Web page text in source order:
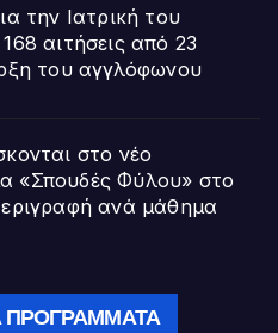
την Ιατρική του
αιτήσεις από 23
του αγγλόφωνου
στο νέο
«Σπουδές Φύλου» στο
ανά μάθημα
ΠΡΟΓΡΆΜΜΑΤΑ